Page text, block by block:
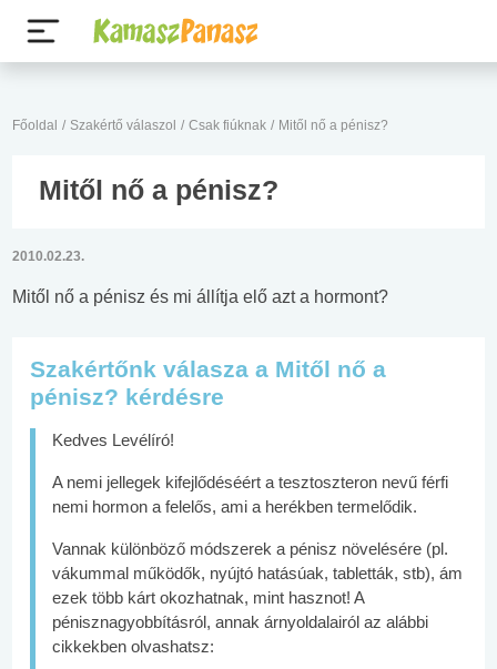
Főoldal / Szakértő válaszol / Csak fiúknak / Mitől nő a pénisz?
Mitől nő a pénisz?
2010.02.23.
Mitől nő a pénisz és mi állítja elő azt a hormont?
Szakértőnk válasza a Mitől nő a
pénisz? kérdésre
Kedves Levélíró!
A nemi jellegek kifejlődéséért a tesztoszteron nevű férfi
nemi hormon a felelős, ami a herékben termelődik.
Vannak különböző módszerek a pénisz növelésére (pl.
vákummal működők, nyújtó hatásúak, tabletták, stb), ám
ezek több kárt okozhatnak, mint hasznot! A
pénisznagyobbításról, annak árnyoldalairól az alábbi
cikkekben olvashatsz: